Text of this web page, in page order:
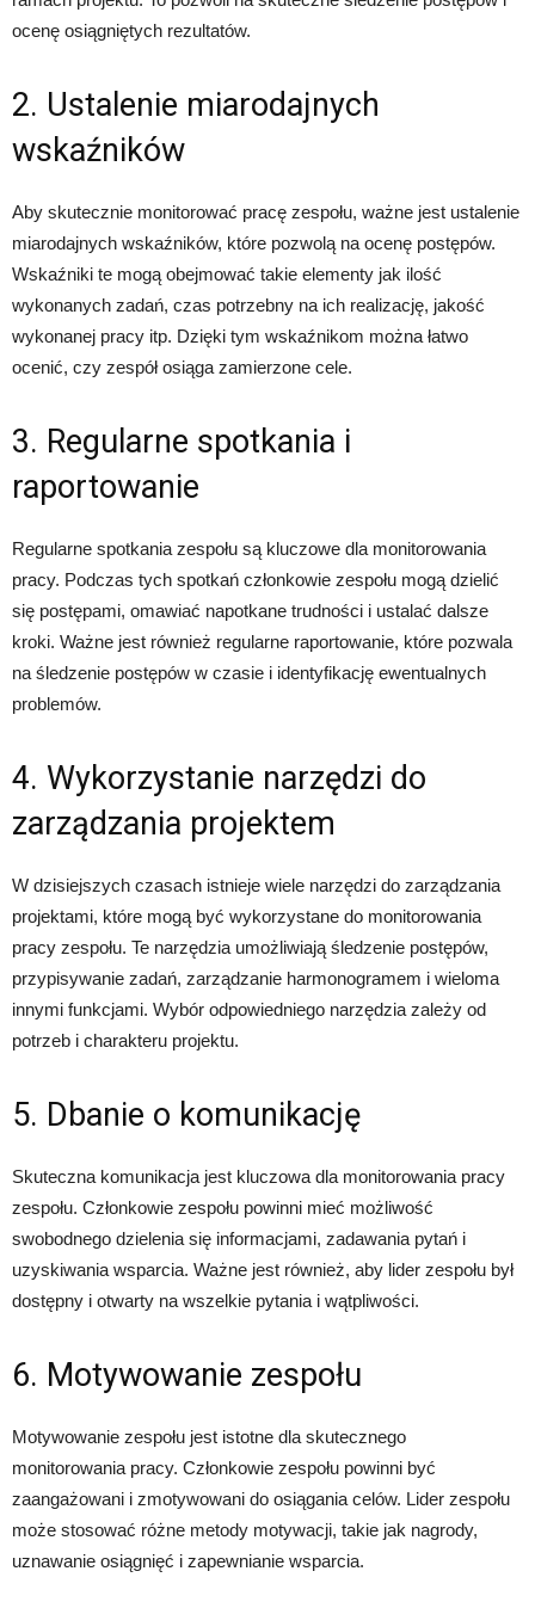
ocenę osiągniętych rezultatów.
2. Ustalenie miarodajnych
wskaźników
Aby skutecznie monitorować pracę zespołu, ważne jest ustalenie
miarodajnych wskaźników, które pozwolą na ocenę postępów.
Wskaźniki te mogą obejmować takie elementy jak ilość
wykonanych zadań, czas potrzebny na ich realizację, jakość
wykonanej pracy itp. Dzięki tym wskaźnikom można łatwo
ocenić, czy zespół osiąga zamierzone cele.
3. Regularne spotkania i
raportowanie
Regularne spotkania zespołu są kluczowe dla monitorowania
pracy. Podczas tych spotkań członkowie zespołu mogą dzielić
się postępami, omawiać napotkane trudności i ustalać dalsze
kroki. Ważne jest również regularne raportowanie, które pozwala
na śledzenie postępów w czasie i identyfikację ewentualnych
problemów.
4. Wykorzystanie narzędzi do
zarządzania projektem
W dzisiejszych czasach istnieje wiele narzędzi do zarządzania
projektami, które mogą być wykorzystane do monitorowania
pracy zespołu. Te narzędzia umożliwiają śledzenie postępów,
przypisywanie zadań, zarządzanie harmonogramem i wieloma
innymi funkcjami. Wybór odpowiedniego narzędzia zależy od
potrzeb i charakteru projektu.
5. Dbanie o komunikację
Skuteczna komunikacja jest kluczowa dla monitorowania pracy
zespołu. Członkowie zespołu powinni mieć możliwość
swobodnego dzielenia się informacjami, zadawania pytań i
uzyskiwania wsparcia. Ważne jest również, aby lider zespołu był
dostępny i otwarty na wszelkie pytania i wątpliwości.
6. Motywowanie zespołu
Motywowanie zespołu jest istotne dla skutecznego
monitorowania pracy. Członkowie zespołu powinni być
zaangażowani i zmotywowani do osiągania celów. Lider zespołu
może stosować różne metody motywacji, takie jak nagrody,
uznawanie osiągnięć i zapewnianie wsparcia.